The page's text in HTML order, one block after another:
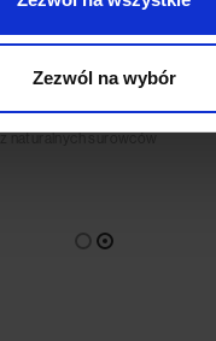
Zezwól na wybór
naturalnych surowców